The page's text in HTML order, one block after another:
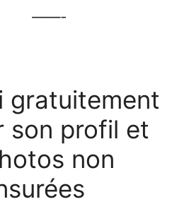
——-
gratuitement
son profil et
non